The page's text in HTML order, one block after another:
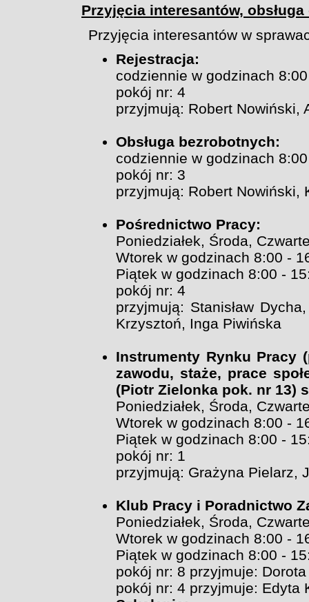
Przyjęcia interesantów,
Przyjęcia interesantów w
Rejestracja:
codziennie w godzinach
pokój nr: 4
przyjmują: Robert Nowiński,
Obsługa bezrobotnych:
codziennie w godzinach
pokój nr: 3
przyjmują: Robert Nowiński,
Pośrednictwo Pracy:
Poniedziałek, Środa,
Wtorek w godzinach 8:00 -
Piątek w godzinach 8:00 -
pokój nr: 4
przyjmują: Stanisław
Krzysztoń, Inga Piwińska
Instrumenty Rynku Pracy
zawodu, staże, prace
(Piotr Zielonka pok. nr 13)
Poniedziałek, Środa,
Wtorek w godzinach 8:00 -
Piątek w godzinach 8:00 -
pokój nr: 1
przyjmują: Grażyna Pielarz,
Klub Pracy i Poradnictwo
Poniedziałek, Środa,
Wtorek w godzinach 8:00 -
Piątek w godzinach 8:00 -
pokój nr: 8 przyjmuje:
pokój nr: 4 przyjmuje: Edyta